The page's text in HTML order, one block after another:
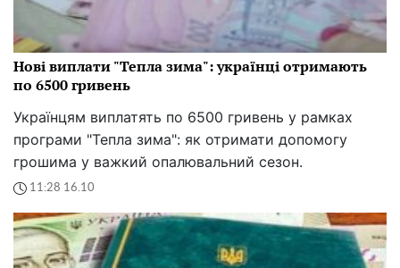
Нові виплати "Тепла зима": українці отримають
по 6500 гривень
Українцям виплатять по 6500 гривень у рамках
програми "Тепла зима": як отримати допомогу
грошима у важкий опалювальний сезон.
11:28 16.10